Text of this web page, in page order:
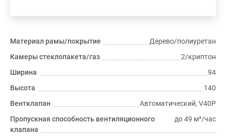
Материал рамы/покрытие
Дерево/полиуретан
Камеры стеклопакета/газ
2/криптон
Ширина
94
Высота
140
Вентклапан
Автоматический, V40P
Пропускная способность вентиляционного
клапана
до 49 м³/час